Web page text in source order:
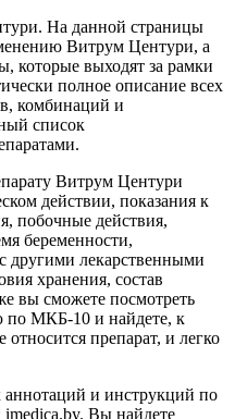
На данной страницы
Витрум Центури, а
которые выходят за рамки
полное описание всех
комбинаций и
список
Витрум Центури
действии, показания к
побочные действия,
беременности,
другими лекарственными
хранения, состав
вы сможете посмотреть
по МКБ-10 и найдете, к
препарат, и легко
и инструкций по
Вы найдете